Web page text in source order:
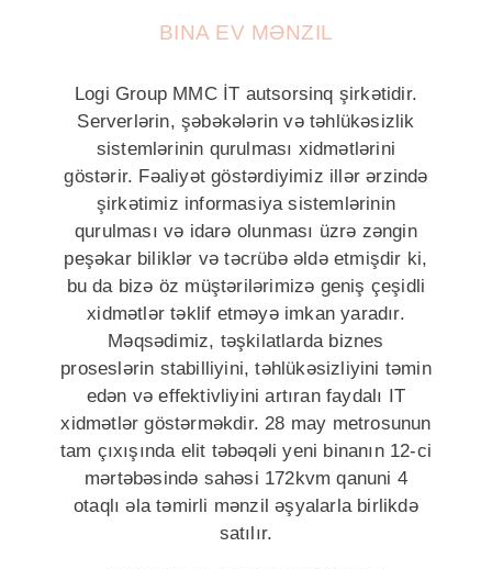
BINA EV MƏNZIL
Logi Group MMC İT autsorsinq şirkətidir.
Serverlərin, şəbəkələrin və təhlükəsizlik
sistemlərinin qurulması xidmətlərini
göstərir. Fəaliyət göstərdiyimiz illər ərzində
şirkətimiz informasiya sistemlərinin
qurulması və idarə olunması üzrə zəngin
peşəkar biliklər və təcrübə əldə etmişdir ki,
bu da bizə öz müştərilərimizə geniş çeşidli
xidmətlər təklif etməyə imkan yaradır.
Məqsədimiz, təşkilatlarda biznes
proseslərin stabilliyini, təhlükəsizliyini təmin
edən və effektivliyini artıran faydalı IT
xidmətlər göstərməkdir. 28 may metrosunun
tam çıxışında elit təbəqəli yeni binanın 12-ci
mərtəbəsində sahəsi 172kvm qanuni 4
otaqlı əla təmirli mənzil əşyalarla birlikdə
satılır.